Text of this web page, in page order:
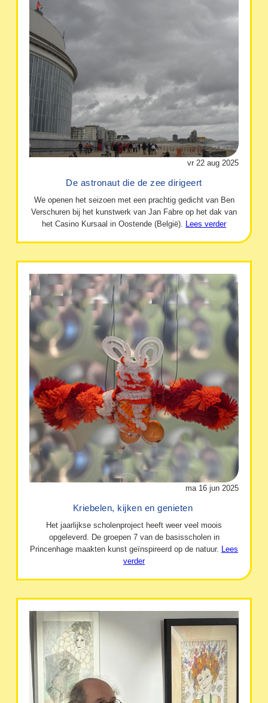
vr 22 aug 2025
De astronaut die de zee dirigeert
We openen het seizoen met een prachtig gedicht van Ben
Verschuren bij het kunstwerk van Jan Fabre op het dak van
het Casino Kursaal in Oostende (België). Lees verder
ma 16 jun 2025
Kriebelen, kijken en genieten
Het jaarlijkse scholenproject heeft weer veel moois
opgeleverd. De groepen 7 van de basisscholen in
Princenhage maakten kunst geïnspireerd op de natuur. Lees
verder